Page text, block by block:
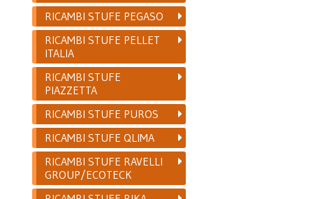
RICAMBI STUFE PEGASO
RICAMBI STUFE PELLET
ITALIA
RICAMBI STUFE
PIAZZETTA
RICAMBI STUFE PUROS
RICAMBI STUFE QLIMA
RICAMBI STUFE RAVELLI
GROUP/ECOTECK